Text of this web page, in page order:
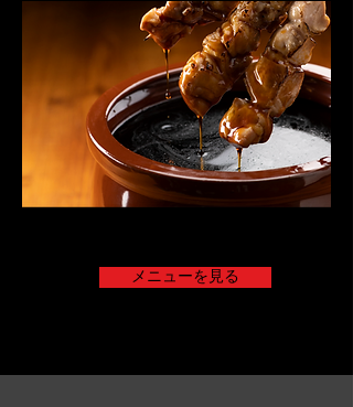
メニューを見る